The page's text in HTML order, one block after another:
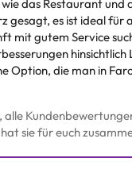
das Restaurant und
gesagt, es ist ideal für
mit gutem Service
hinsichtlich
Option, die man in
alle
sie für euch